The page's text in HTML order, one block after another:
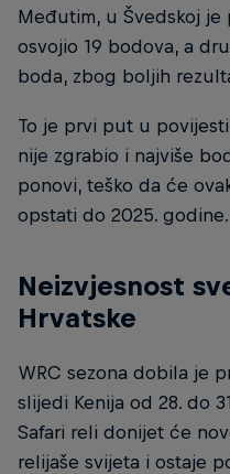
Međutim, u Švedskoj je
osvojio 19 bodova, a
boda, zbog boljih
To je prvi put u
nije zgrabio i najviše
ponovi, teško da će
opstati do 2025. godine.
Neizvjesnost
Hrvatske
WRC sezona dobila je
slijedi Kenija od 28. do
Safari reli donijet će
relijaše svijeta i ostaje